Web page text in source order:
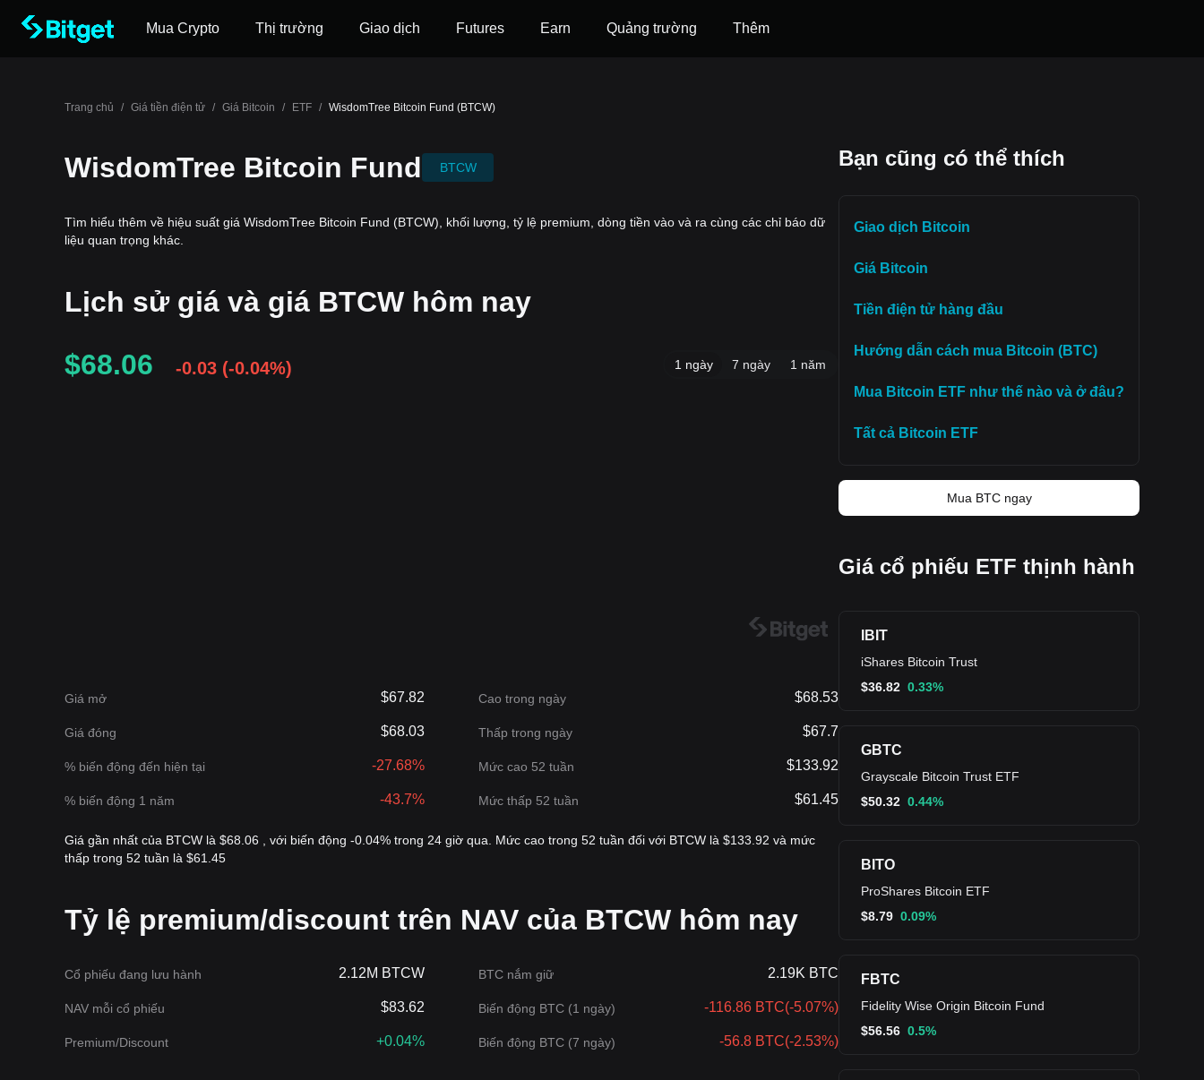
Mua Crypto Thị trường Giao dịch Futures ‌Earn Quảng trường Thêm
Trang chủ / Giá tiền điện tử / Giá Bitcoin / ETF / WisdomTree Bitcoin Fund (BTCW)
WisdomTree Bitcoin Fund BTCW
Tìm hiểu thêm về hiệu suất giá WisdomTree Bitcoin Fund (BTCW), khối lượng, tỷ lệ premium, dòng tiền vào và ra cùng các chỉ báo dữ
liệu quan trọng khác.
Lịch sử giá và giá BTCW hôm nay
$68.06
-0.03 (-0.04%) 1 ngày 7 ngày 1 năm
Giá mở $67.82 Cao trong ngày $68.53
Giá đóng $68.03 Thấp trong ngày $67.7
% biến động đến hiện tại -27.68% Mức cao 52 tuần $133.92
% biến động 1 năm -43.7% Mức thấp 52 tuần $61.45
Giá gần nhất của BTCW là $68.06 , với biến động -0.04% trong 24 giờ qua. Mức cao trong 52 tuần đối với BTCW là $133.92 và mức
thấp trong 52 tuần là $61.45
Tỷ lệ premium/discount trên NAV của BTCW hôm nay
Cổ phiếu đang lưu hành 2.12M BTCW BTC nắm giữ 2.19K BTC
NAV mỗi cổ phiếu $83.62 Biến động BTC (1 ngày) -116.86 BTC(-5.07%)
Premium/Discount +0.04% Biến động BTC (7 ngày) -56.8 BTC(-2.53%)
Bạn cũng có thể thích
Giao dịch Bitcoin
Giá Bitcoin
Tiền điện tử hàng đầu
Hướng dẫn cách mua Bitcoin (BTC)
Mua Bitcoin ETF như thế nào và ở đâu?
Tất cả Bitcoin ETF
Mua BTC ngay
Giá cổ phiếu ETF thịnh hành
IBIT
iShares Bitcoin Trust
$36.82 0.33%
GBTC
Grayscale Bitcoin Trust ETF
$50.32 0.44%
BITO
ProShares Bitcoin ETF
$8.79 0.09%
FBTC
Fidelity Wise Origin Bitcoin Fund
$56.56 0.5%